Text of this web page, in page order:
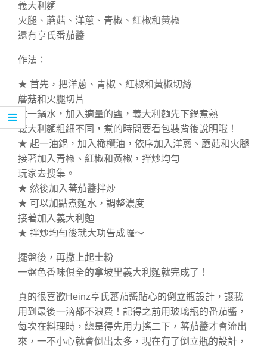
義大利麵
火腿、蘑菇、洋蔥、青椒、紅椒和黃椒
還有亨氏番茄醬
作法：
★ 首先，把洋蔥、青椒、紅椒和黃椒切絲
蘑菇和火腿切片
煮一鍋水，加入適量的鹽，義大利麵先下鍋煮熟
義大利麵粗細不同，煮的時間要看包裝背後說明哦！
★ 起一油鍋，加入橄欖油，依序加入洋蔥、蘑菇和火腿
接著加入青椒、紅椒和黃椒，拌炒均勻
玩家去搜集。
★ 然後加入蕃茄醬拌炒
★ 可以加點煮麵水，調整濃度
接著加入義大利麵
★ 拌炒均勻後就大功告成囉～
擺盤後，再撒上起士粉
一盤色香味俱全的拿坡里義大利麵就完成了！
真的很喜歡Heinz亨氏蕃茄醬貼心的倒立瓶設計，讓我
用到最後一滴都不浪費！記得之前用玻璃瓶的番茄醬，
每次在料理時，總是得先用力搖二下，蕃茄醬才會流出
來，一不小心就會倒出太多，現在有了倒立瓶的設計，